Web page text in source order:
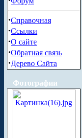
·Справочная
·Ссылки
·О сайте
·Обратная связь
·Дерево Сайта
Фотографии